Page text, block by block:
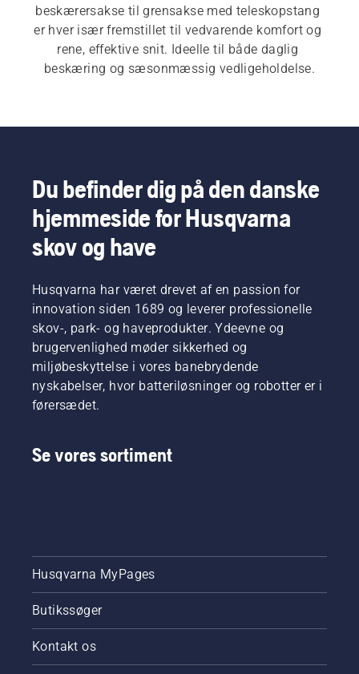
beskærersakse til grensakse med teleskopstang
er hver især fremstillet til vedvarende komfort og
rene, effektive snit. Ideelle til både daglig
beskæring og sæsonmæssig vedligeholdelse.
Du befinder dig på den danske
hjemmeside for Husqvarna
skov og have
Husqvarna har været drevet af en passion for
innovation siden 1689 og leverer professionelle
skov-, park- og haveprodukter. Ydeevne og
brugervenlighed møder sikkerhed og
miljøbeskyttelse i vores banebrydende
nyskabelser, hvor batteriløsninger og robotter er i
førersædet.
Se vores sortiment
Husqvarna MyPages
Butikssøger
Kontakt os